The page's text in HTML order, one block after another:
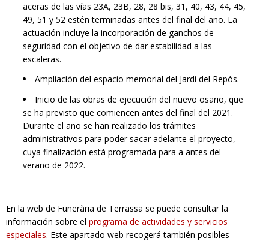
aceras de las vías 23A, 23B, 28, 28 bis, 31, 40, 43, 44, 45,
49, 51 y 52 estén terminadas antes del final del año. La
actuación incluye la incorporación de ganchos de
seguridad con el objetivo de dar estabilidad a las
escaleras.
Ampliación del espacio memorial del Jardí del Repòs.
Inicio de las obras de ejecución del nuevo osario, que
se ha previsto que comiencen antes del final del 2021.
Durante el año se han realizado los trámites
administrativos para poder sacar adelante el proyecto,
cuya finalización está programada para a antes del
verano de 2022.
En la web de Funerària de Terrassa se puede consultar la
información sobre el programa de actividades y servicios
especiales. Este apartado web recogerá también posibles